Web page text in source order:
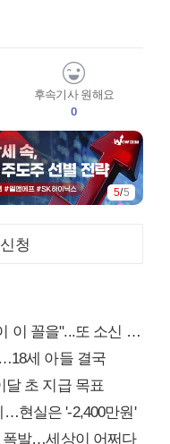
후속기사 원해요
0
1/5
청
꼴을"...또 소신 발언
세 아들 결국
초 지급 목표
…현실은 '-2,400만원'
폭발…세상이 어쩌다